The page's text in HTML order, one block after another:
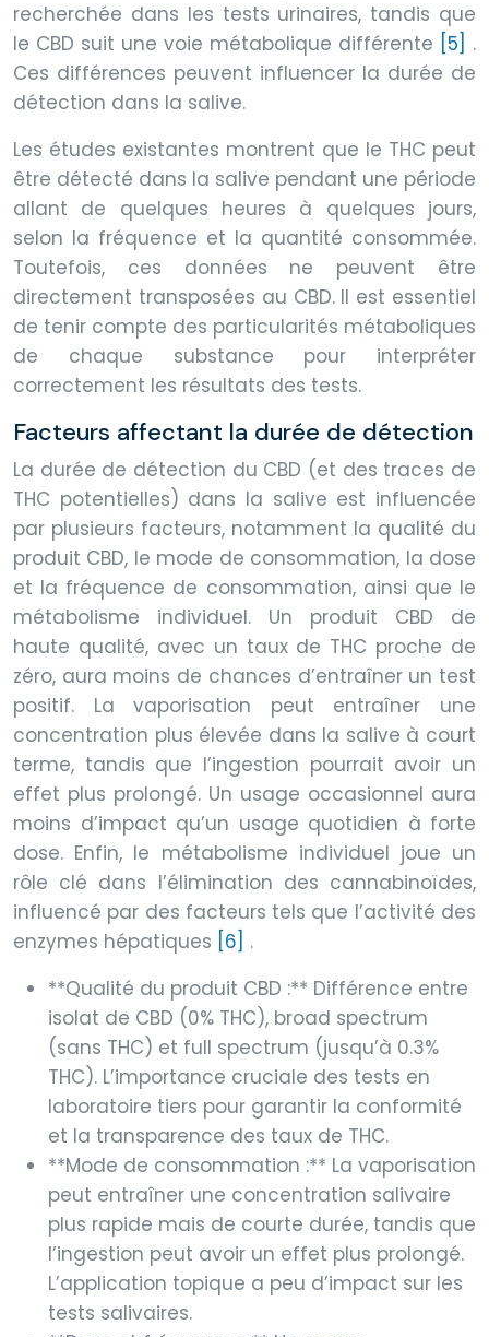
recherchée dans les tests urinaires, tandis que
le CBD suit une voie métabolique différente [5] .
Ces différences peuvent influencer la durée de
détection dans la salive.
Les études existantes montrent que le THC peut
être détecté dans la salive pendant une période
allant de quelques heures à quelques jours,
selon la fréquence et la quantité consommée.
Toutefois, ces données ne peuvent être
directement transposées au CBD. Il est essentiel
de tenir compte des particularités métaboliques
de chaque substance pour interpréter
correctement les résultats des tests.
Facteurs affectant la durée de détection
La durée de détection du CBD (et des traces de
THC potentielles) dans la salive est influencée
par plusieurs facteurs, notamment la qualité du
produit CBD, le mode de consommation, la dose
et la fréquence de consommation, ainsi que le
métabolisme individuel. Un produit CBD de
haute qualité, avec un taux de THC proche de
zéro, aura moins de chances d’entraîner un test
positif. La vaporisation peut entraîner une
concentration plus élevée dans la salive à court
terme, tandis que l’ingestion pourrait avoir un
effet plus prolongé. Un usage occasionnel aura
moins d’impact qu’un usage quotidien à forte
dose. Enfin, le métabolisme individuel joue un
rôle clé dans l’élimination des cannabinoïdes,
influencé par des facteurs tels que l’activité des
enzymes hépatiques [6] .
**Qualité du produit CBD :** Différence entre
isolat de CBD (0% THC), broad spectrum
(sans THC) et full spectrum (jusqu’à 0.3%
THC). L’importance cruciale des tests en
laboratoire tiers pour garantir la conformité
et la transparence des taux de THC.
**Mode de consommation :** La vaporisation
peut entraîner une concentration salivaire
plus rapide mais de courte durée, tandis que
l’ingestion peut avoir un effet plus prolongé.
L’application topique a peu d’impact sur les
tests salivaires.